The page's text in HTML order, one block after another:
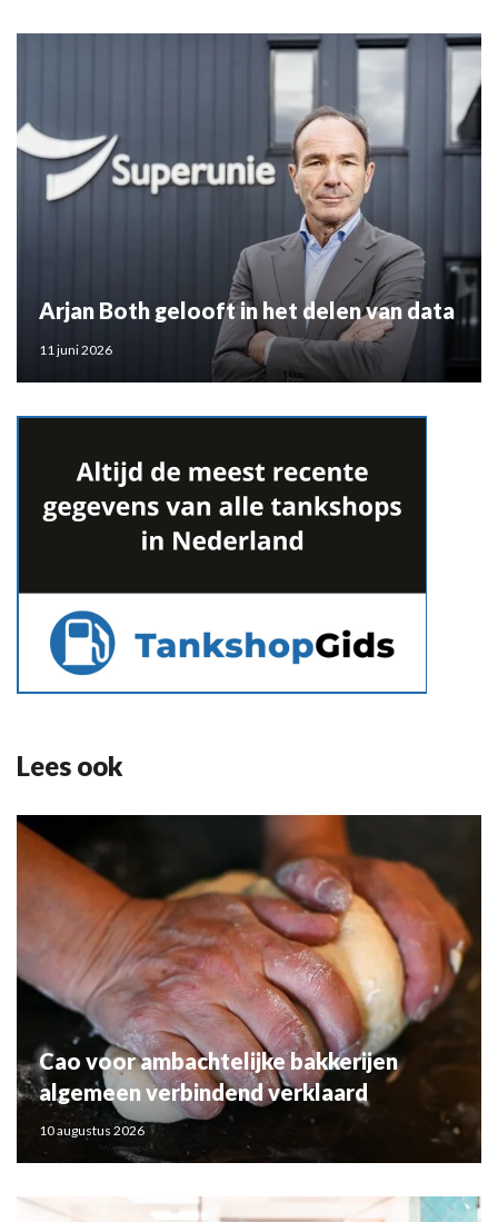
Arjan Both gelooft in het delen van data
11 juni 2026
Lees ook
Cao voor ambachtelijke bakkerijen
algemeen verbindend verklaard
10 augustus 2026